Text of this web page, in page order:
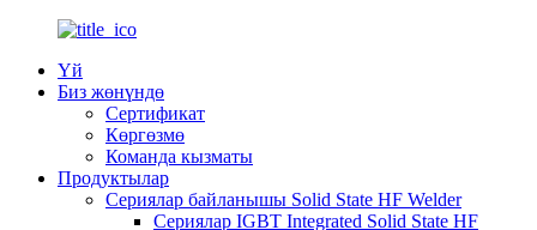
Үй
Биз жөнүндө
Сертификат
Көргөзмө
Команда кызматы
Продуктылар
Сериялар байланышы Solid State HF Welder
Сериялар IGBT Integrated Solid State HF